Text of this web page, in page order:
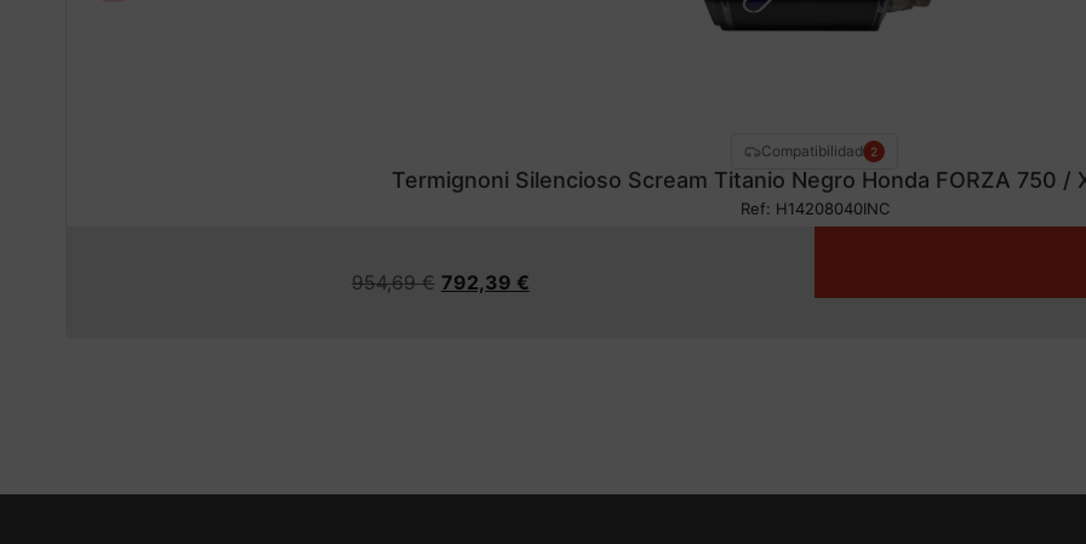
Compatibilidad 2
Termignoni Silencioso Scream Titanio Negro Honda FORZA 750 /
Ref: H14208040INC
954,69€ 792,39 €